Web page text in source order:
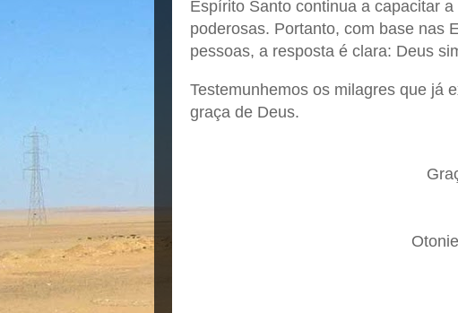
Espírito Santo continua a capacitar
poderosas. Portanto, com base nas
pessoas, a resposta é clara: Deus
Testemunhemos os milagres que já
graça de Deus.